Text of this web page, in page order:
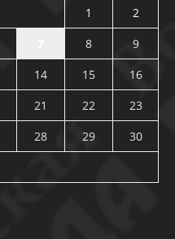
1
2
8
9
14 15
16
21 22
23
28 29
30